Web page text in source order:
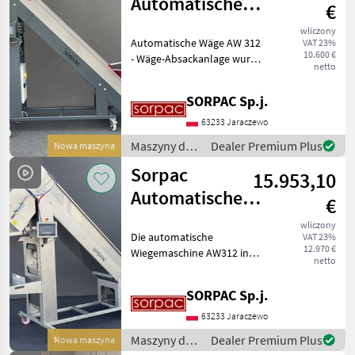
Nowa maszyna
€
wliczony
VAT 23%
10.600 €
netto
Automatische Wäge AW 312
- Wäge-Absackanlage wurde
Säcke abzufüllen. Diese
Maschine wiegt die
gewünschte Gemüsemenge
ab
SORPAC Sp.j.
63233 Jaraczewo
Maszyny do
warzywnictwa
/ Sorpac
Dealer Premium Plus
Nowa maszyna
Sorpac
Automatische
INOX
15.953,10
€
wliczony
VAT 23%
12.970 €
netto
Die automatische
Wiegemaschine AW312 in
konzipiert. Sie wiegt die
eingestellte Produktmenge
und füllt sie in einen
SORPAC Sp.j.
63233 Jaraczewo
Maszyny do
Dealer Premium Plus